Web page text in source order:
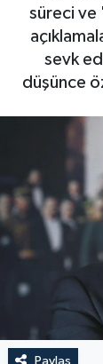
süreci ve
sevk
düşünce
Paylaş